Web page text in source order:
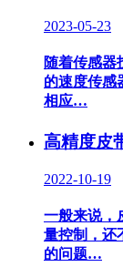
2023-05-23
随着传感器
的速度传感
相应…
高精度皮
2022-10-19
一般来说，
量控制，还
的问题…